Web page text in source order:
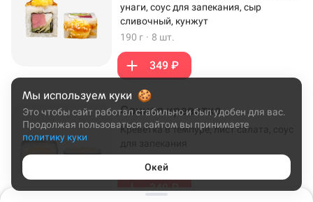
унаги, соус для запекания, сыр
сливочный, кунжут
190 г · 8 шт.
349 ₽
Сочная креветка
Креветка в темпуре, лист салата, соус
349 ₽
Мы используем куки
Это чтобы сайт работал стабильно и был удобен для вас.
Продолжая пользоваться сайтом вы принимаете
политику куки
Окей